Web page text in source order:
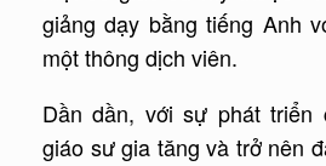
giảng dạy bằng tiếng Anh
một thông dịch viên.
Dần dần, với sự phát triển
giáo sư gia tăng và trở nên